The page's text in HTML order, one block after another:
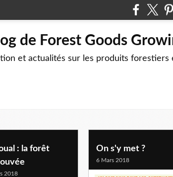
de Forest Goods
et actualités sur les produits
: la forêt
2018
On s'y met ?
6 Mars 2018